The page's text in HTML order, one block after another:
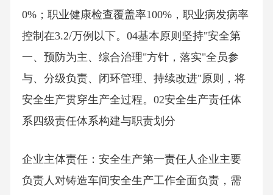
0%；职业健康检查覆盖率100%，职业病发病率
控制在3.2/万例以下。04基本原则坚持"安全第
一、预防为主、综合治理"方针，落实"全员参
与、分级负责、闭环管理、持续改进"原则，将
安全生产贯穿生产全过程。02安全生产责任体
系四级责任体系构建与职责划分
企业主体责任：安全生产第一责任人企业主要
负责人对铸造车间安全生产工作全面负责，需